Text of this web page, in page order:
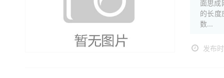
面思成
的长度
数...
发布